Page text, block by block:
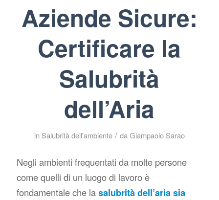
Aziende Sicure:
Certificare la
Salubrità
dell’Aria
in Salubrità dell'ambiente / daGiampaolo Sarao
Negli ambienti frequentati da molte persone
come quelli di un luogo di lavoro è
fondamentale che lasalubrità dell’aria sia